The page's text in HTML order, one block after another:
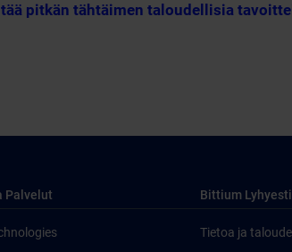
pitkän tähtäimen taloudellisia
Palvelut Bittium Lyhyesti
Tietoa ja